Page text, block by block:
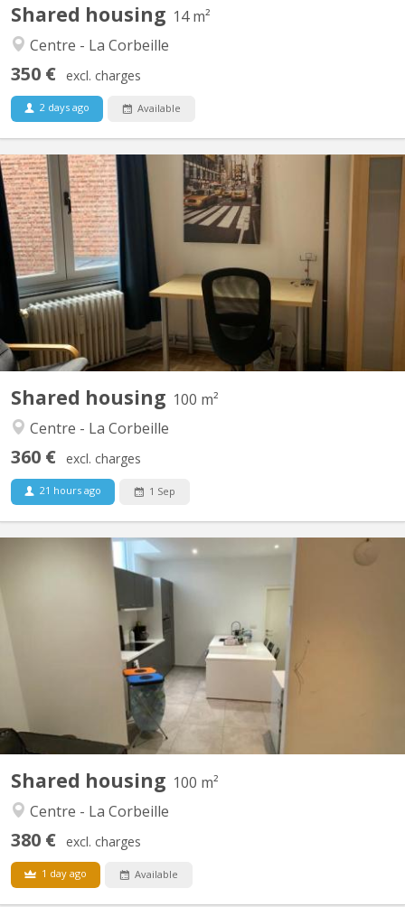
Shared housing 14 m²
Centre - La Corbeille
350 € excl. charges
2 days ago Available
Shared housing 100 m²
Centre - La Corbeille
360 € excl. charges
21 hours ago 1 Sep
Appartement trois chambres toutes libres avec un lavabo dans
chaque chambre- , outre une sddouche à partager- Situé au
centre, rue des Croisiers en face du SPÄR, proche de la gare, des
commerces Appartement situé au 3ème étage d'un immeuble
tres CALME comprenant un appartement par étage Bail du...
Shared housing 100 m²
Centre - La Corbeille
380 € excl. charges
1 day ago Available
KN 4612
RUE DES BRASSEURS 7, 5000 NAMUR: Immeuble composé de 3
appartements “colocation” et 1 studio-duplex.. Chaque logement
est spacieux, lumineux et entièrement rénové. La plupart ont une
vue Meuse- citadelle. Bâtiment situé en plein cœur de ville, dans
le quartier très prisé des brasseurs. A 2 pas du...